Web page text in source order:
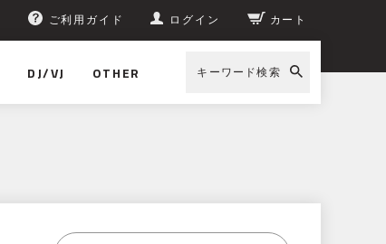
ご利用ガイド ログイン カート
DJ/VJ OTHER キーワード検索